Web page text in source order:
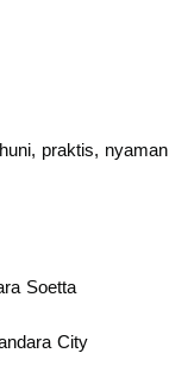
praktis, nyaman
Soetta
City